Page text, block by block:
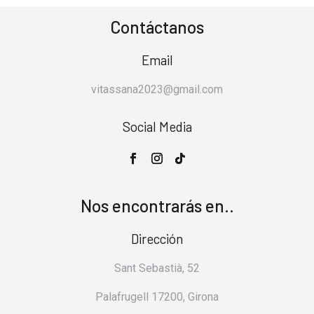
Contáctanos
Email
vitassana2023@gmail.com
Social Media
Nos encontrarás en..
Dirección
Sant Sebastià, 52
Palafrugell 17200, Girona